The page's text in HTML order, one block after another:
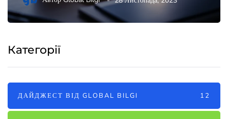
Категорії
ДАЙДЖЕСТ ВІД GLOBAL BILGI 12